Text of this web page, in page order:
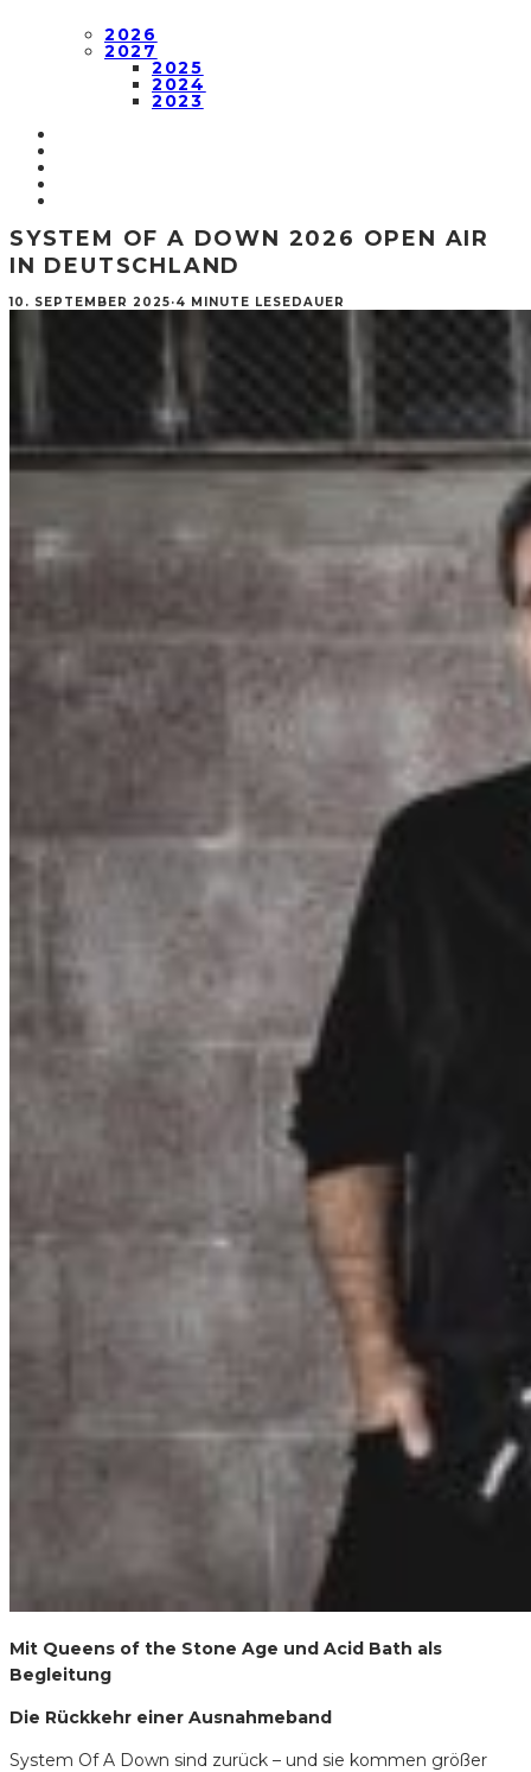
2026
2027
2025
2024
2023
SYSTEM OF A DOWN 2026 OPEN AIR
IN DEUTSCHLAND
10. SEPTEMBER 2025·4 MINUTE LESEDAUER
Mit Queens of the Stone Age und Acid Bath als
Begleitung
Die Rückkehr einer Ausnahmeband
System Of A Down sind zurück – und sie kommen größer